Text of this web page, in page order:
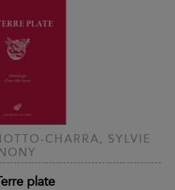
CHARRA, SYLVIE
plate